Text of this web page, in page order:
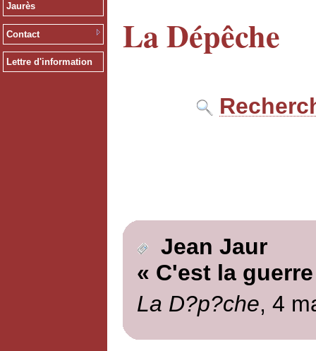
Jaurès
Contact
Lettre d'information
La Dépêche
Jean Jaur
« C'est la
La D?p?che, 4